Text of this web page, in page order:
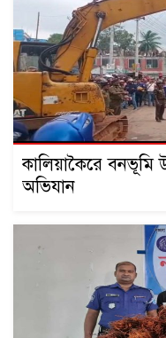
কালিয়াকৈরে বনভূমি
অভিযান